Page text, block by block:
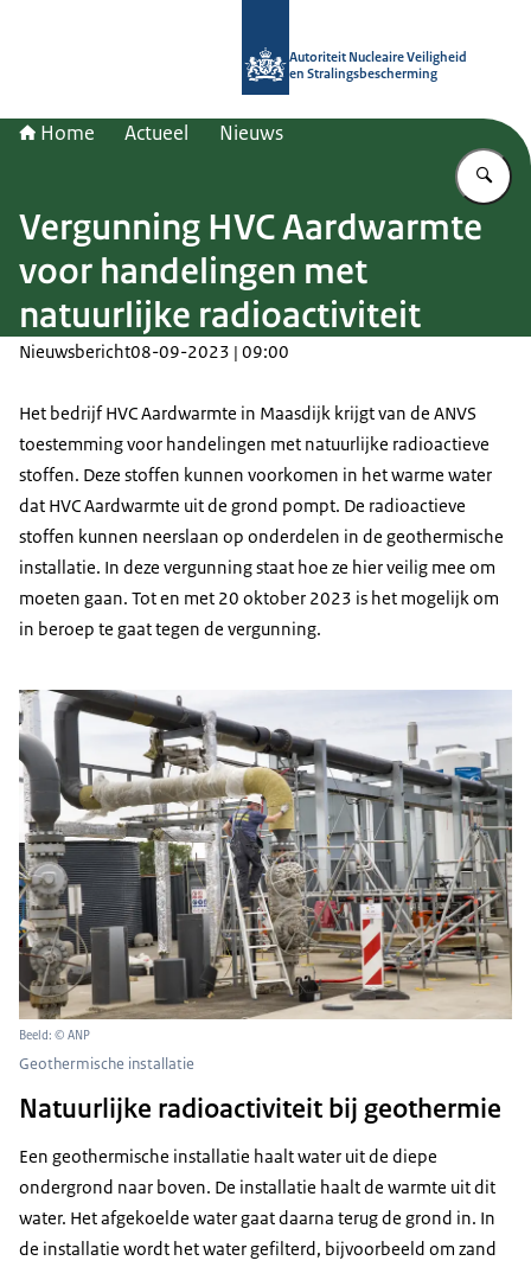
Autoriteit Nucleaire Veiligheid
en Stralingsbescherming
Home Actueel Nieuws
Vergunning HVC Aardwarmte
voor handelingen met
natuurlijke radioactiviteit
Nieuwsbericht08-09-2023 | 09:00
Het bedrijf HVC Aardwarmte in Maasdijk krijgt van de ANVS
toestemming voor handelingen met natuurlijke radioactieve
stoffen. Deze stoffen kunnen voorkomen in het warme water
dat HVC Aardwarmte uit de grond pompt. De radioactieve
stoffen kunnen neerslaan op onderdelen in de geothermische
installatie. In deze vergunning staat hoe ze hier veilig mee om
moeten gaan. Tot en met 20 oktober 2023 is het mogelijk om
in beroep te gaat tegen de vergunning.
Beeld: © ANP
Geothermische installatie
Natuurlijke radioactiviteit bij geothermie
Een geothermische installatie haalt water uit de diepe
ondergrond naar boven. De installatie haalt de warmte uit dit
water. Het afgekoelde water gaat daarna terug de grond in. In
de installatie wordt het water gefilterd, bijvoorbeeld om zand